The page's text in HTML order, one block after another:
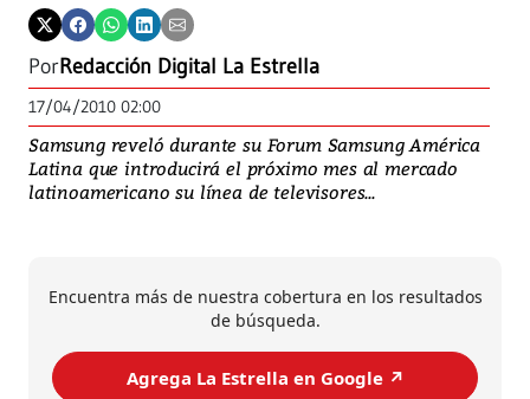
PorRedacción Digital La Estrella
17/04/2010 02:00
Samsung reveló durante su Forum Samsung América
Latina que introducirá el próximo mes al mercado
latinoamericano su línea de televisores...
Encuentra más de nuestra cobertura en los resultados
de búsqueda.
Agrega La Estrella en Google ↗️